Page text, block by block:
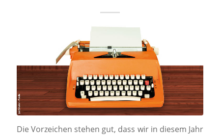
Die Vorzeichen stehen gut, dass wir in diesem Jahr